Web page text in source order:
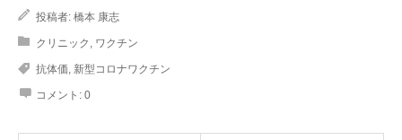
投稿者: 橋本 康志
クリニック ワクチン
抗体価 新型コロナワクチン
コメント: 0